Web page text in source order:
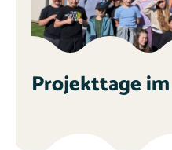
Projekttage